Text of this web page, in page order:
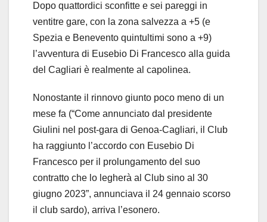
Dopo quattordici sconfitte e sei pareggi in
ventitre gare, con la zona salvezza a +5 (e
Spezia e Benevento quintultimi sono a +9)
l’avventura di Eusebio Di Francesco alla guida
del Cagliari è realmente al capolinea.
Nonostante il rinnovo giunto poco meno di un
mese fa (“Come annunciato dal presidente
Giulini nel post-gara di Genoa-Cagliari, il Club
ha raggiunto l’accordo con Eusebio Di
Francesco per il prolungamento del suo
contratto che lo legherà al Club sino al 30
giugno 2023”, annunciava il 24 gennaio scorso
il club sardo), arriva l’esonero.